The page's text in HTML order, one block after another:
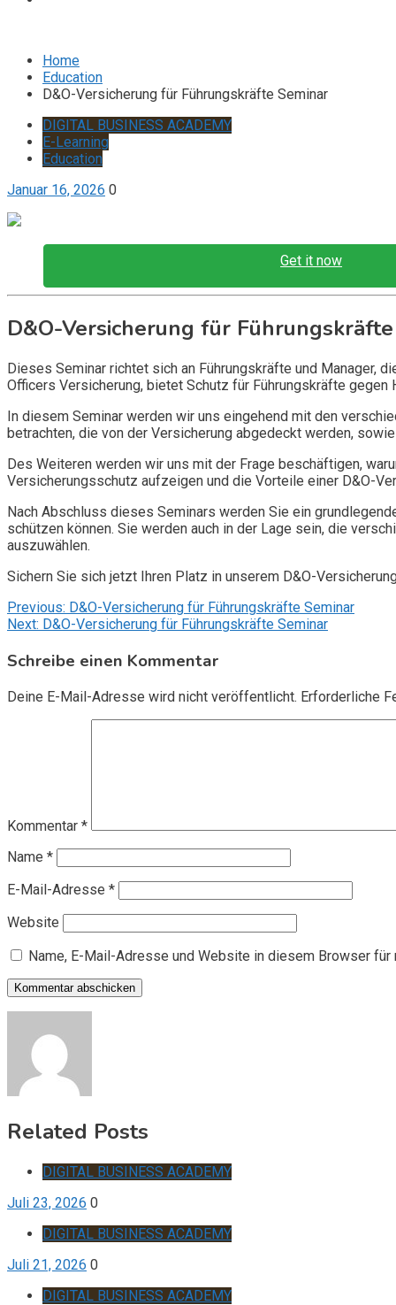
Home
Education
D&O-Versicherung für Führungskräfte Seminar
DIGITAL BUSINESS ACADEMY
E-Learning
Education
Januar 16, 2026 0
Get it now
D&O-Versicherung für
Dieses Seminar richtet sich an Führungskräfte und Manager,
Officers Versicherung, bietet Schutz für Führungskräfte
In diesem Seminar werden wir uns eingehend mit den
betrachten, die von der Versicherung abgedeckt werden,
Des Weiteren werden wir uns mit der Frage beschäftigen,
Versicherungsschutz aufzeigen und die Vorteile einer D&O-
Nach Abschluss dieses Seminars werden Sie ein
schützen können. Sie werden auch in der Lage sein, die
auszuwählen.
Sichern Sie sich jetzt Ihren Platz in unserem D&O-
Beitragsnavigation
Previous: D&O-Versicherung für Führungskräfte Seminar
Next: D&O-Versicherung für Führungskräfte Seminar
Schreibe einen Kommentar
Deine E-Mail-Adresse wird nicht veröffentlicht. Erforderliche
Kommentar *
Name *
E-Mail-Adresse *
Website
Name, E-Mail-Adresse und Website in diesem Browser
Related Posts
DIGITAL BUSINESS ACADEMY
Juli 23, 2026 0
DIGITAL BUSINESS ACADEMY
Juli 21, 2026 0
DIGITAL BUSINESS ACADEMY